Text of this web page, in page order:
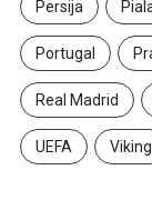
Persija
Portugal
Real Madrid
UEFA Viking